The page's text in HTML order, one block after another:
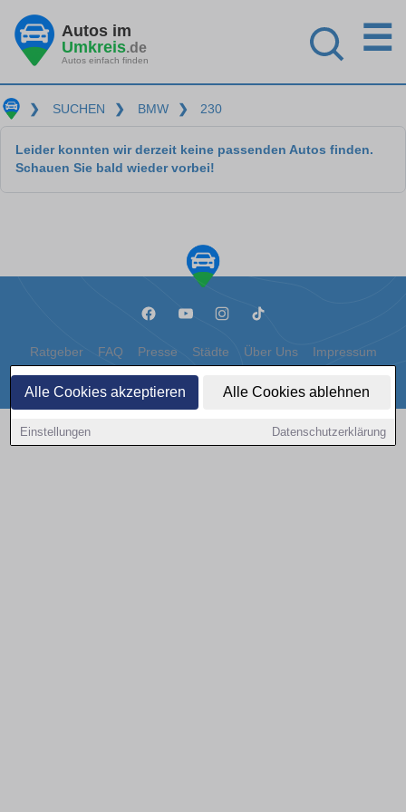
Alle Cookies akzeptieren Alle Cookies ablehnen
Einstellungen Datenschutzerklärung
Autos im
Umkreis.de
Autos einfach finden
☰
❯ SUCHEN ❯ BMW ❯ 230
Leider konnten wir derzeit keine passenden Autos finden.
Schauen Sie bald wieder vorbei!
Ratgeber FAQ Presse Städte Über Uns Impressum
Datenschutz Cookies
Copyright © 2000 - 2026 | 1A Infosysteme GmbH | Content by: 1a-sites-autos